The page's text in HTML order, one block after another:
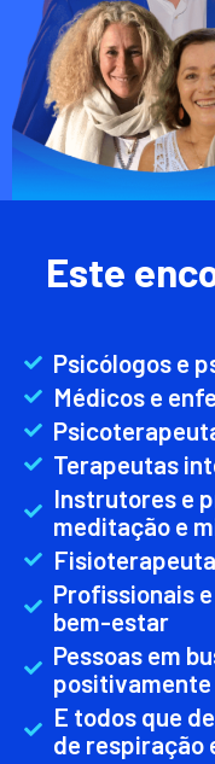
Este
Psicólogos e
Médicos e
Terapeutas
Instrutores e
meditação e
Profissionais
bem-estar
Pessoas em
E todos que
de respiração